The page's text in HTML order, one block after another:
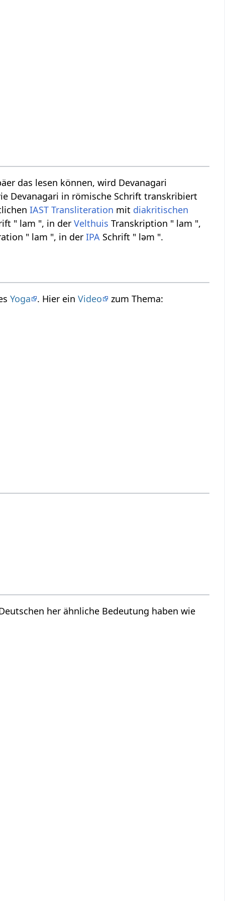
das lesen können, wird Devanagari
Devanagari in römische Schrift transkribiert
IAST Transliteration mit diakritischen
" lam ", in derVelthuis Transkription " lam ",
" lam ", in derIPA Schrift " ləm ".
Yoga . Hier einVideo zum Thema:
her ähnliche Bedeutung haben wie